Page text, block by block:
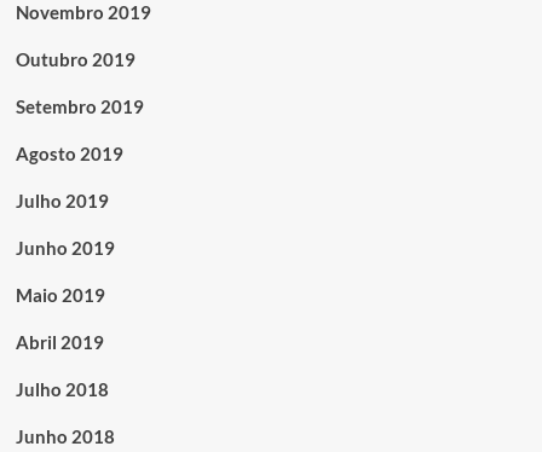
Novembro 2019
Outubro 2019
Setembro 2019
Agosto 2019
Julho 2019
Junho 2019
Maio 2019
Abril 2019
Julho 2018
Junho 2018